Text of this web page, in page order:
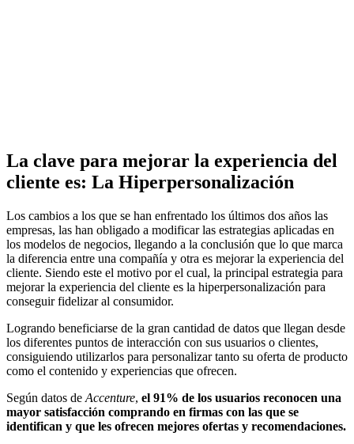
La clave para mejorar la experiencia del
cliente es: La Hiperpersonalización
Los cambios a los que se han enfrentado los últimos dos años las
empresas, las han obligado a modificar las estrategias aplicadas en
los modelos de negocios, llegando a la conclusión que lo que marca
la diferencia entre una compañía y otra es mejorar la experiencia del
cliente. Siendo este el motivo por el cual, la principal estrategia para
mejorar la experiencia del cliente es la hiperpersonalización para
conseguir fidelizar al consumidor.
Logrando beneficiarse de la gran cantidad de datos que llegan desde
los diferentes puntos de interacción con sus usuarios o clientes,
consiguiendo utilizarlos para personalizar tanto su oferta de producto
como el contenido y experiencias que ofrecen.
Según datos de Accenture, el 91% de los usuarios reconocen una
mayor satisfacción comprando en firmas con las que se
identifican y que les ofrecen mejores ofertas y recomendaciones.